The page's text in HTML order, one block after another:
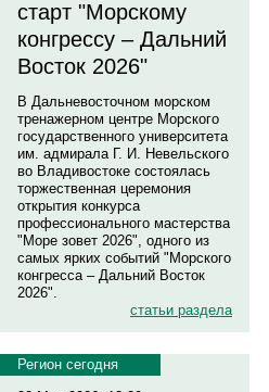
старт "Морскому
конгрессу – Дальний
Восток 2026"
В Дальневосточном морском
тренажерном центре Морского
государственного университета
им. адмирала Г. И. Невельского
во Владивостоке состоялась
торжественная церемония
открытия конкурса
профессионального мастерства
"Море зовет 2026", одного из
самых ярких событий "Морского
конгресса – Дальний Восток
2026".
статьи раздела
Регион сегодня